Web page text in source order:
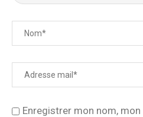
Enregistrer mon nom,